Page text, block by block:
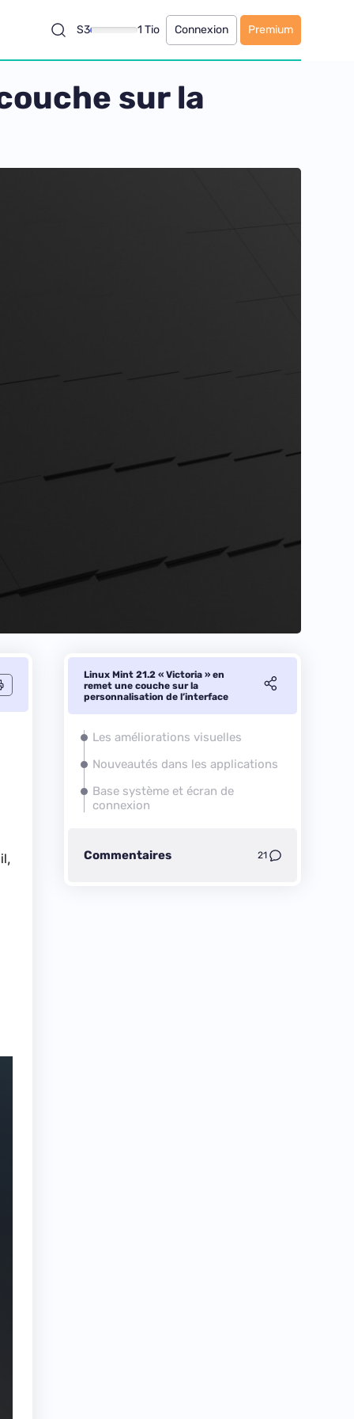
S3 1 Tio Connexion Premium
sur la
Linux Mint 21.2 « Victoria » en
remet une couche sur la
personnalisation de l’interface
Les améliorations visuelles
Nouveautés dans les applications
Base système et écran de
connexion
Commentaires 21